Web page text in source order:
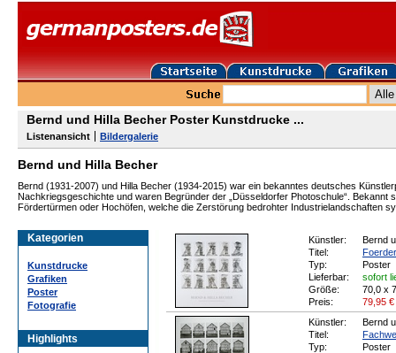
Bernd und Hilla Becher Poster Kunstdrucke ...
Listenansicht Bildergalerie
Bernd und Hilla Becher
Bernd (1931-2007) und Hilla Becher (1934-2015) war ein bekanntes deutsches
Nachkriegsgeschichte und waren Begründer der „Düsseldorfer Photoschule“.
Fördertürmen oder Hochöfen, welche die Zerstörung bedrohter Industrielandschaften
Kategorien
Kunstdrucke
Grafiken
Poster
Fotografie
Highlights
Künstler:
Bernd
Titel:
Typ:
Poster
Lieferbar:
sofort
Größe:
70,0 x
Preis:
79,95 €
Künstler:
Bernd
Titel:
Typ:
Poster